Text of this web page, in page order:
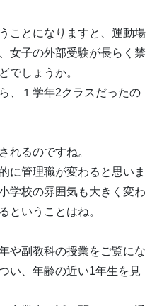
ことになりますと、運動場
女子の外部受験が長らく禁
でしょうか。
、１学年2クラスだったの
れるのですね。
に管理職が変わると思いま
学校の雰囲気も大きく変わ
ということはね。
や副教科の授業をご覧にな
い、年齢の近い1年生を見